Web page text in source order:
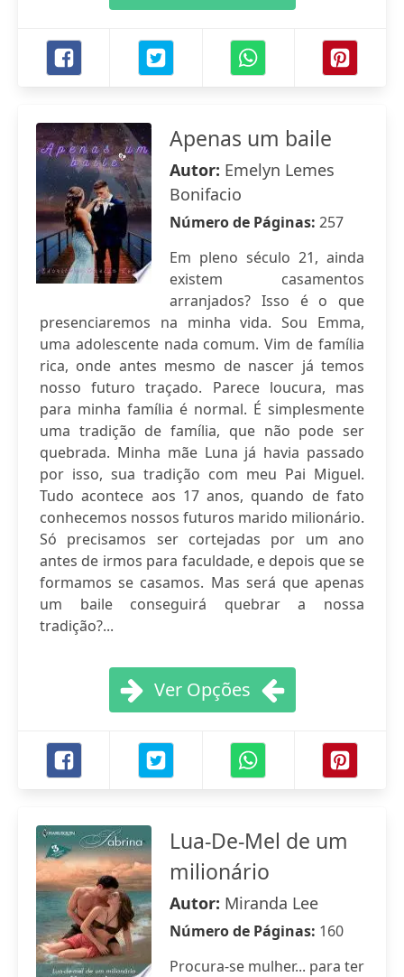
Apenas um baile
Autor: Emelyn Lemes
Bonifacio
Número de Páginas: 257
Em pleno século 21, ainda
existem casamentos
arranjados? Isso é o que
presenciaremos na minha vida. Sou Emma,
uma adolescente nada comum. Vim de família
rica, onde antes mesmo de nascer já temos
nosso futuro traçado. Parece loucura, mas
para minha família é normal. É simplesmente
uma tradição de família, que não pode ser
quebrada. Minha mãe Luna já havia passado
por isso, sua tradição com meu Pai Miguel.
Tudo acontece aos 17 anos, quando de fato
conhecemos nossos futuros marido milionário.
Só precisamos ser cortejadas por um ano
antes de irmos para faculdade, e depois que se
formamos se casamos. Mas será que apenas
um baile conseguirá quebrar a nossa
tradição?...
Ver Opções
Lua-De-Mel de um
milionário
Autor: Miranda Lee
Número de Páginas: 160
Procura-se mulher... para ter